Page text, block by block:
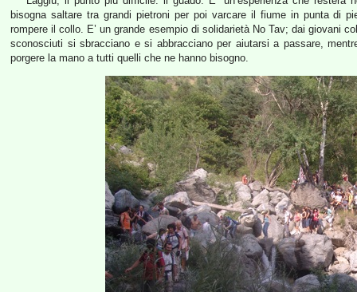
bisogna saltare tra grandi pietroni per poi varcare il fiume in punta di
rompere il collo. E’ un grande esempio di solidarietà No Tav; dai giovani
sconosciuti si sbracciano e si abbracciano per aiutarsi a passare,
porgere la mano a tutti quelli che ne hanno bisogno.